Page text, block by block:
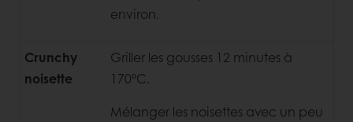
environ.
Crunchy
noisette
Griller les gousses 12 minutes à
170°C.
Mélanger les noisettes avec un peu